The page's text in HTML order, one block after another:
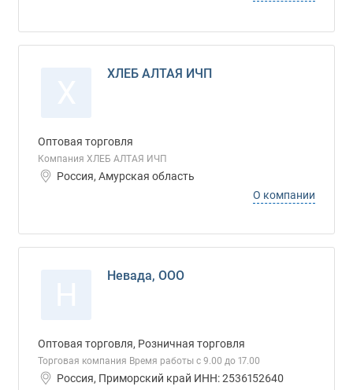
ХЛЕБ АЛТАЯ ИЧП
Оптовая торговля
Компания ХЛЕБ АЛТАЯ ИЧП
Россия, Амурская область
О компании
Невада, ООО
Оптовая торговля, Розничная торговля
Торговая компания Время работы с 9.00 до 17.00
Россия, Приморский край ИНН: 2536152640